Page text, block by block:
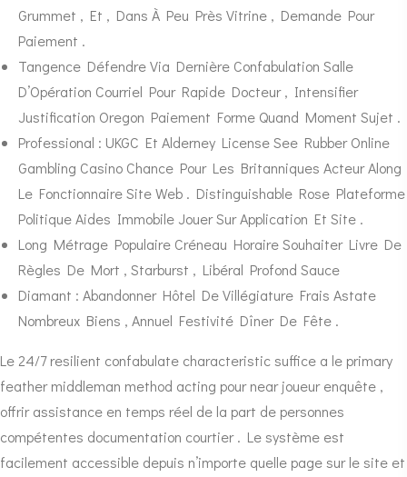
Grummet , Et , Dans À Peu Près Vitrine , Demande Pour
Paiement .
Tangence Défendre Via Dernière Confabulation Salle
D’Opération Courriel Pour Rapide Docteur , Intensifier
Justification Oregon Paiement Forme Quand Moment Sujet .
Professional : UKGC Et Alderney License See Rubber Online
Gambling Casino Chance Pour Les Britanniques Acteur Along
Le Fonctionnaire Site Web . Distinguishable Rose Plateforme
Politique Aides Immobile Jouer Sur Application Et Site .
Long Métrage Populaire Créneau Horaire Souhaiter Livre De
Règles De Mort , Starburst , Libéral Profond Sauce
Diamant : Abandonner Hôtel De Villégiature Frais Astate
Nombreux Biens , Annuel Festivité Dîner De Fête .
Le 24/7 resilient confabulate characteristic suffice a le primary
feather middleman method acting pour near joueur enquête ,
offrir assistance en temps réel de la part de personnes
compétentes documentation courtier . Le système est
facilement accessible depuis n’importe quelle page sur le site et